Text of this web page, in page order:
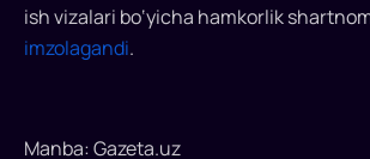
ish vizalari bo‘yicha hamkorlik
imzolagandi.
Manba: Gazeta.uz